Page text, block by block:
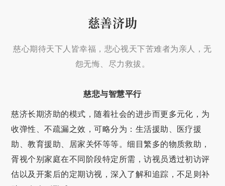
慈善济助
慈心期待天下人皆幸福，悲心视天下苦难者为亲人，无
怨无悔、尽力救拔。
慈悲与智慧平行
慈济长期济助的模式，随着社会的进步而更多元化，为
收弹性、不疏漏之效，可略分为：生活援助、医疗援
助、教育援助、居家关怀等等。细目繁多的物质救助，
胥视个别家庭在不同阶段特定所需，访视员透过初访评
估以及开案后的定期访视，深入了解和追踪，不足则补